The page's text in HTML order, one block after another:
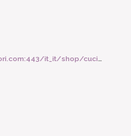
ilaria_i_tazza_in_porcellana_lettera_f_nera/3409